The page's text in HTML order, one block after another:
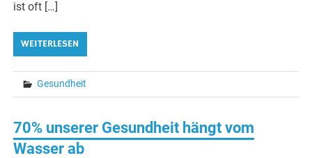
ist oft […]
WEITERLESEN
Gesundheit
70% unserer Gesundheit hängt vom
Wasser ab